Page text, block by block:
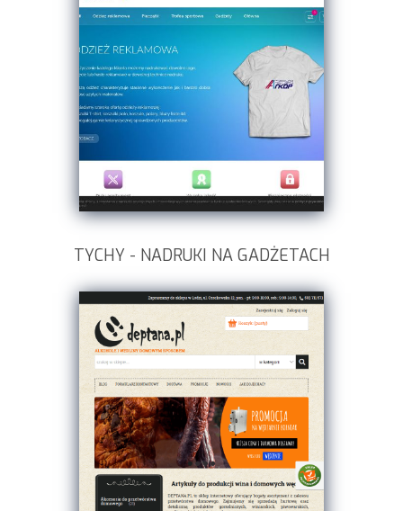
TYCHY - NADRUKI NA GADŻETACH